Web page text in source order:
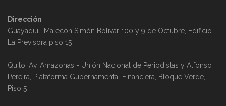
Dirección
Guayaquil: Malecón Simón Bolivar 100 y 9 de Octubre, Edificio
La Previsora piso 15
Quito: Av. Amazonas - Unión Nacional de Periodistas y Alfonso
Pereira, Plataforma Gubernamental Financiera, Bloque Verde,
Piso 5